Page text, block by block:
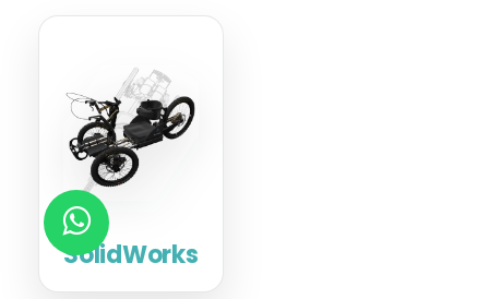
SolidWorks
Software de
diseño mecánico
CAD 3D
Más
información
›